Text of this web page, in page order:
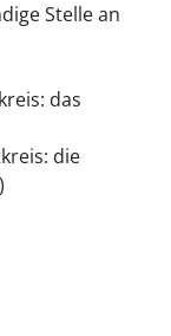
Stelle an
das
die